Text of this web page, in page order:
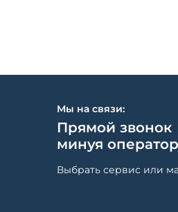
Мы на связи:
Прямой звонок
минуя
Выбрать сервис или